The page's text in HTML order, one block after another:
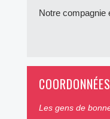
Notre compagnie
COORDONNÉES
Les gens de